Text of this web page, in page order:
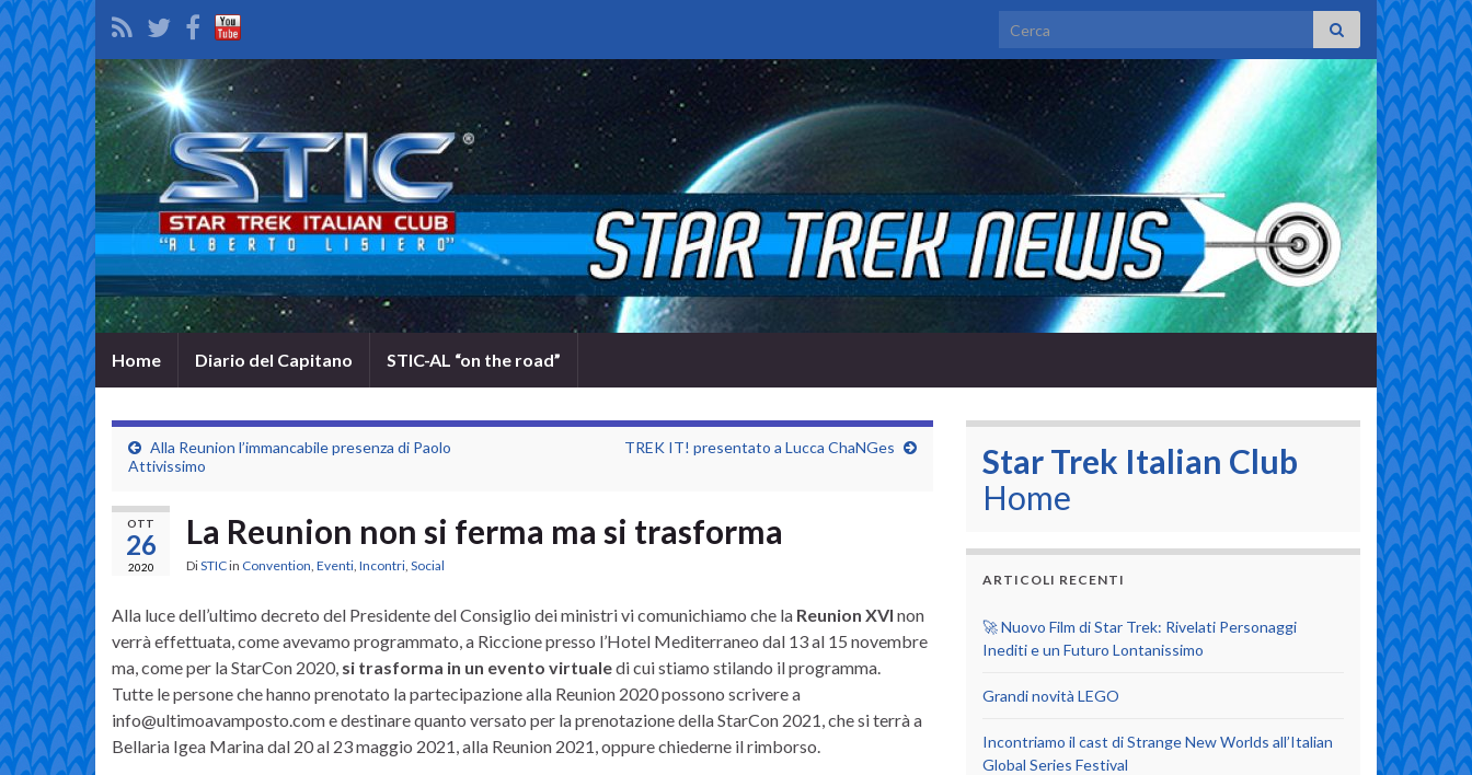
Search for:
Home Diario del Capitano STIC-AL “on the road”
Alla Reunion l’immancabile presenza di Paolo
Attivissimo
TREK IT! presentato a Lucca ChaNGes
OTT
26
2020
La Reunion non si ferma ma si trasforma
DiSTICin Convention, Eventi, Incontri, Social
Alla luce dell’ultimo decreto del Presidente del Consiglio dei ministri vi comunichiamo che la Reunion XVI non
verrà effettuata, come avevamo programmato, a Riccione presso l’Hotel Mediterraneo dal 13 al 15 novembre
ma, come per la StarCon 2020, si trasforma in un evento virtualedi cui stiamo stilando il programma.
Tutte le persone che hanno prenotato la partecipazione alla Reunion 2020 possono scrivere a
info@ultimoavamposto.com e destinare quanto versato per la prenotazione della StarCon 2021, che si terrà a
Bellaria Igea Marina dal 20 al 23 maggio 2021, alla Reunion 2021, oppure chiederne il rimborso.
Star Trek Italian Club
Home
ARTICOLI RECENTI
🚀 Nuovo Film di Star Trek: Rivelati Personaggi
Inediti e un Futuro Lontanissimo
Grandi novità LEGO
Incontriamo il cast di Strange New Worlds all’Italian
Global Series Festival